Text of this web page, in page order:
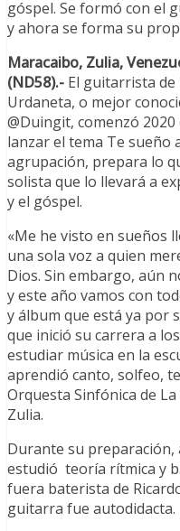
góspel. Se formó con el
y ahora se forma su
Maracaibo, Zulia,
(ND58).- El guitarrista de
Urdaneta, o mejor
@Duingit, comenzó
lanzar el tema Te sueño
agrupación, prepara lo
solista que lo llevará a
y el góspel.
«Me he visto en sueños
una sola voz a quien
Dios. Sin embargo, aún
y este año vamos con
y álbum que está ya por
que inició su carrera a
estudiar música en la
aprendió canto, solfeo,
Orquesta Sinfónica de
Zulia.
Durante su preparación,
estudió teoría rítmica y
fuera baterista de
guitarra fue autodidacta.